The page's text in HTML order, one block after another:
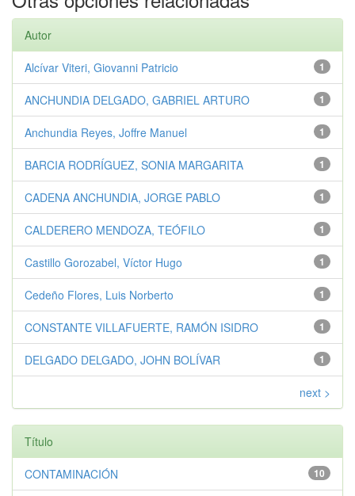
Autor
1
Alcívar Viteri, Giovanni Patricio
1
ANCHUNDIA DELGADO, GABRIEL ARTURO
1
Anchundia Reyes, Joffre Manuel
1
BARCIA RODRÍGUEZ, SONIA MARGARITA
1
CADENA ANCHUNDIA, JORGE PABLO
1
CALDERERO MENDOZA, TEÓFILO
1
Castillo Gorozabel, Víctor Hugo
1
Cedeño Flores, Luis Norberto
1
CONSTANTE VILLAFUERTE, RAMÓN ISIDRO
1
DELGADO DELGADO, JOHN BOLÍVAR
next >
Título
10
CONTAMINACIÓN